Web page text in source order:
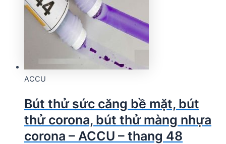
ACCU
Bút thử sức căng bề mặt, bút
thử corona, bút thử màng nhựa
corona – ACCU – thang 48